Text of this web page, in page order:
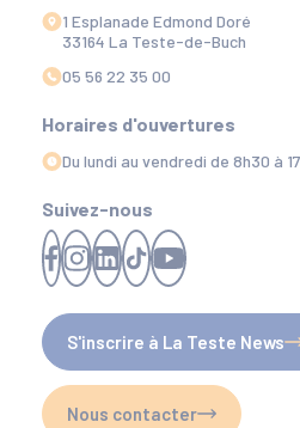
1 Esplanade Edmond Doré
33164 La Teste-de-Buch
05 56 22 35 00
Horaires d'ouvertures
Du lundi au vendredi de 8h30 à
Suivez-nous
S'inscrire à La Teste News
Nous contacter